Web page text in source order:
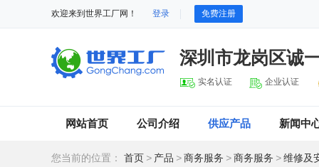
欢迎来到世界工厂网！ 登录 免费注册
深圳市龙岗区诚
实名认证 企业认证
网站首页 公司介绍 供应产品 新闻中
您当前的位置： 首页 > 产品 >商务服务 >商务服务 >维修及